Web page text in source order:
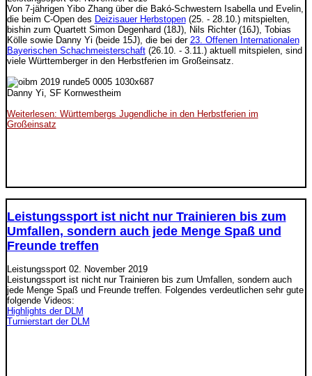
Von 7-jährigen Yibo Zhang über die Bakó-Schwestern Isabella und Evelin,
die beim C-Open des Deizisauer Herbstopen(25. - 28.10.) mitspielten,
bishin zum Quartett Simon Degenhard (18J), Nils Richter (16J), Tobias
Kölle sowie Danny Yi (beide 15J), die bei der 23. Offenen Internationalen
Bayerischen Schachmeisterschaft(26.10. - 3.11.) aktuell mitspielen, sind
viele Württemberger in den Herbstferien im Großeinsatz.
Danny Yi, SF Kornwestheim
Weiterlesen: Württembergs Jugendliche in den Herbstferien im
Großeinsatz
Leistungssport ist nicht nur Trainieren bis zum
Umfallen, sondern auch jede Menge Spaß und
Freunde treffen
Leistungssport 02. November 2019
Leistungssport ist nicht nur Trainieren bis zum Umfallen, sondern auch
jede Menge Spaß und Freunde treffen. Folgendes verdeutlichen sehr gute
folgende Videos:
Highlights der DLM
Turnierstart der DLM